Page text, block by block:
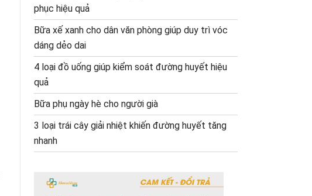
phục hiệu quả
Bữa xế xanh cho dân văn phòng giúp duy trì vóc
dáng dẻo dai
4 loại đồ uống giúp kiểm soát đường huyết hiệu
quả
Bữa phụ ngày hè cho người già
3 loại trái cây giải nhiệt khiến đường huyết tăng
nhanh